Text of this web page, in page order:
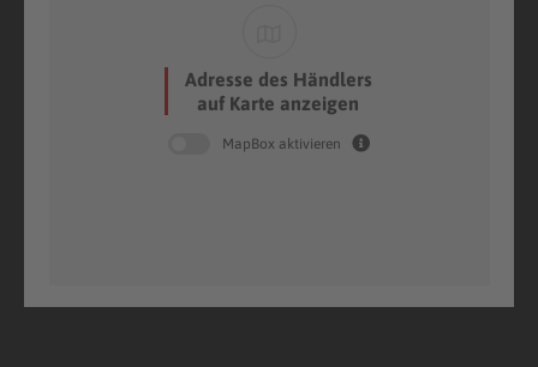
Adresse des Händlers
auf Karte anzeigen
MapBox aktivieren